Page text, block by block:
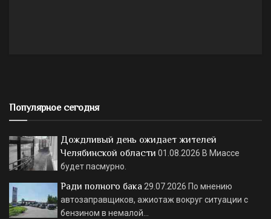
Популярное сегодня
Дождливый день ожидает жителей
Челябинской области 01.08.2026 В Миассе
будет пасмурно.
Ради полного бака 29.07.2026 По мнению
автозаправщиков, ажиотаж вокруг ситуации с
бензином в немалой…